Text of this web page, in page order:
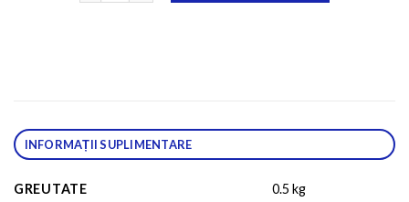
INFORMAȚII SUPLIMENTARE
GREUTATE 0.5 kg